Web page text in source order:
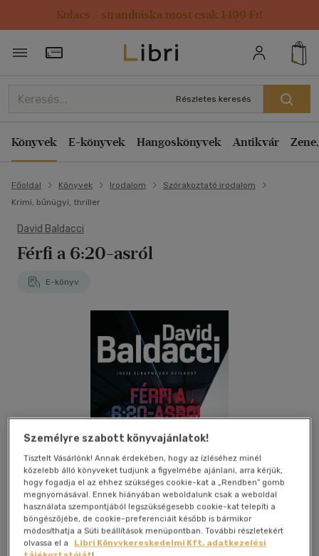
Kulacs / strandtáska most csak 1499 Ft!
Törzsvásárlói Kártya adatai
Részletes keresés
Könyvek E-könyvek Hangoskönyvek Antikvár
Főoldal Könyvek Irodalom
Szórakoztató irodalom
Krimi, bűnügyi, thriller
David Baldacci
Férfi a 6:20-asról
E-könyv
Beleolvasok
Személyre szabott könyvajánlatok!
Tisztelt Vásárlónk! Annak érdekében, hogy az ízléséhez minél
közelebb álló könyveket tudjunk a figyelmébe ajánlani, arra kérjük,
hogy fogadja el az ehhez szükséges cookie-kat a „Rendben” gomb
megnyomásával. Ennek hiányában weboldalunk csak a weboldal
használata szempontjából legszükségesebb cookie-kat telepíti a
böngészőjébe, de cookie-preferenciáit később is bármikor
módosíthatja a Süti beállítások menüpontban. További részletekért
olvassa el a
Libri Könyvkereskedelmi Kft. adatkezelési